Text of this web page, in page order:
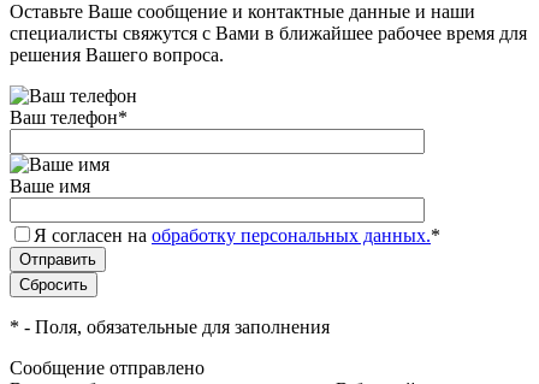
Оставьте Ваше сообщение и контактные данные и наши
специалисты свяжутся с Вами в ближайшее рабочее время для
решения Вашего вопроса.
Ваш телефон*
Ваше имя
Я согласен на обработку персональных данных.*
* - Поля, обязательные для заполнения
Сообщение отправлено